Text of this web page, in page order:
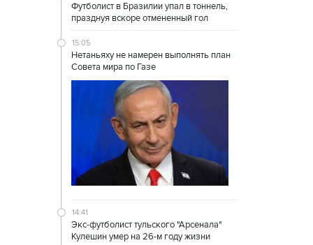
Футболист в Бразилии упал в тоннель,
празднуя вскоре отмененный гол
15:05
Нетаньяху не намерен выполнять план
Совета мира по Газе
14:41
Экс-футболист тульского "Арсенала"
Кулешин умер на 26-м году жизни